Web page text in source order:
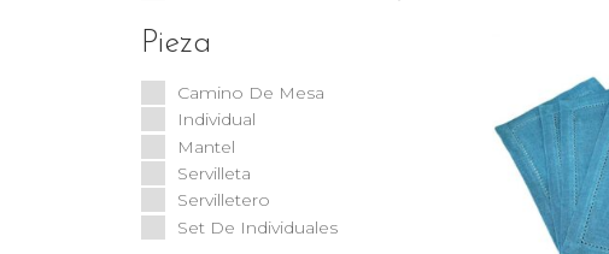
Pieza
Camino De Mesa
Individual
Mantel
Servilleta
Servilletero
Set De Individuales